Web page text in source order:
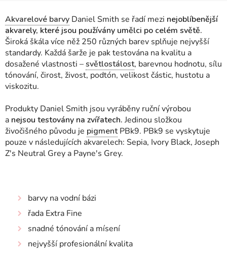
Akvarelové barvy Daniel Smith se řadí mezi nejoblíbenější
akvarely, které jsou používány umělci po celém světě.
Široká škála více něž 250 různých barev splňuje nejvyšší
standardy. Každá šarže je pak testována na kvalitu a
dosažené vlastnosti –světlostálost, barevnou hodnotu, sílu
tónování, čirost, živost, podtón, velikost částic, hustotu a
viskozitu.
Produkty Daniel Smith jsou vyráběny ruční výrobou
a nejsou testovány na zvířatech. Jedinou složkou
živočišného původu je pigmentPBk9. PBk9 se vyskytuje
pouze v následujících akvarelech: Sepia, Ivory Black, Joseph
Z's Neutral Grey a Payne's Grey.
barvy na vodní bázi
řada Extra Fine
snadné tónování a mísení
nejvyšší profesionální kvalita